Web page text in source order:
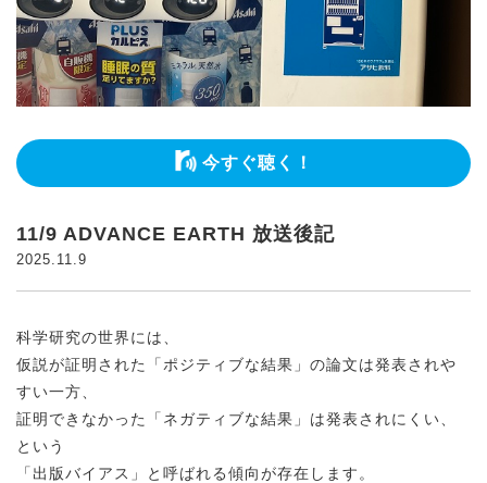
今すぐ聴く！
11/9 ADVANCE EARTH 放送後記
2025.11.9
科学研究の世界には、
仮説が証明された「ポジティブな結果」の論文は発表されや
すい一方、
証明できなかった「ネガティブな結果」は発表されにくい、
という
「出版バイアス」と呼ばれる傾向が存在します。